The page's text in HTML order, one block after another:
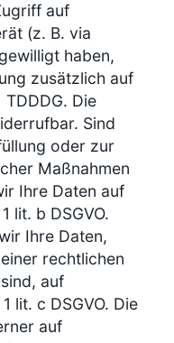
auf
(z. B. via
haben,
zusätzlich auf
Die
Sind
oder zur
Maßnahmen
Ihre Daten auf
lit. b DSGVO.
Ihre Daten,
rechtlichen
auf
lit. c DSGVO. Die
auf